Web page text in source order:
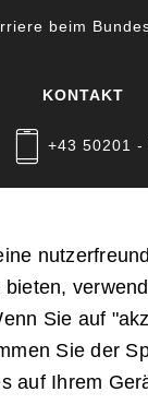
beim
KONTAKT
+43 50201 -
für
Barrierefreiheit
bieten,
Sie auf
Sie der
auf Ihrem